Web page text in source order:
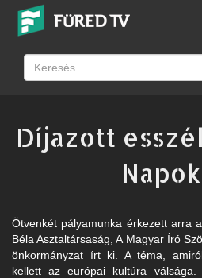
Díjazott
Ötvenkét pályamunka érkezett arra
Béla Asztaltársaság, A Magyar Író
önkormányzat írt ki. A téma,
kellett az európai kultúra